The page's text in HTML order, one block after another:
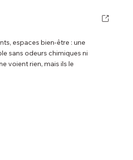
espaces bien-être : une
sans odeurs chimiques ni
voient rien, mais ils le